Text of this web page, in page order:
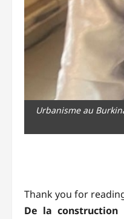
Urbanisme au
Thank you for
De la construction